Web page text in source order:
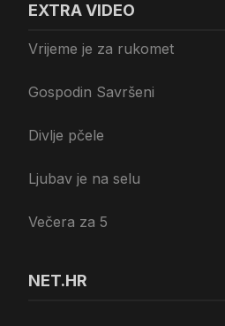
EXTRA VIDEO
Vrijeme je za rukomet
Gospodin Savršeni
Divlje pčele
Ljubav je na selu
Večera za 5
NET.HR